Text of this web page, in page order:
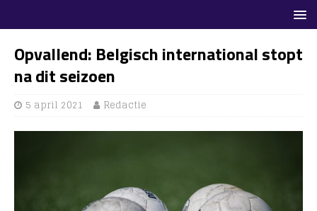
Opvallend: Belgisch international stopt
na dit seizoen
5 april 2021 Redactie